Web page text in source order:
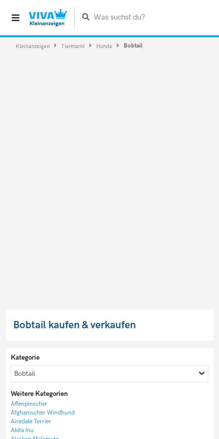
Was suchst du?
Kleinanzeigen Tiermarkt Hunde Bobtail
Bobtail kaufen & verkaufen
Kategorie
Bobtail
Weitere Kategorien
Affenpinscher
Afghanischer Windhund
Airedale Terrier
Akita Inu